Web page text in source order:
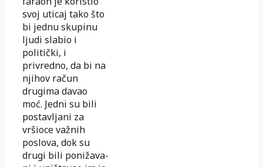
svoj uticaj tako što
bi jed­nu skupinu
ljudi slabio i
politički, i
privredno, da bi na
njihov račun
drugima davao
moć. Jedni su bili
pos­tav­lja­­ni za
vršioce važnih
poslova, dok su
drugi bili po­ni­ža­va­